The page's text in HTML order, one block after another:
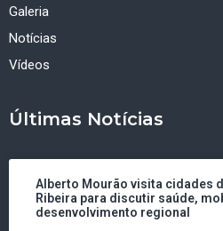
Galeria
Notícias
Vídeos
Últimas Notícias
Alberto Mourão visita cidades
Ribeira para discutir saúde,
desenvolvimento regional